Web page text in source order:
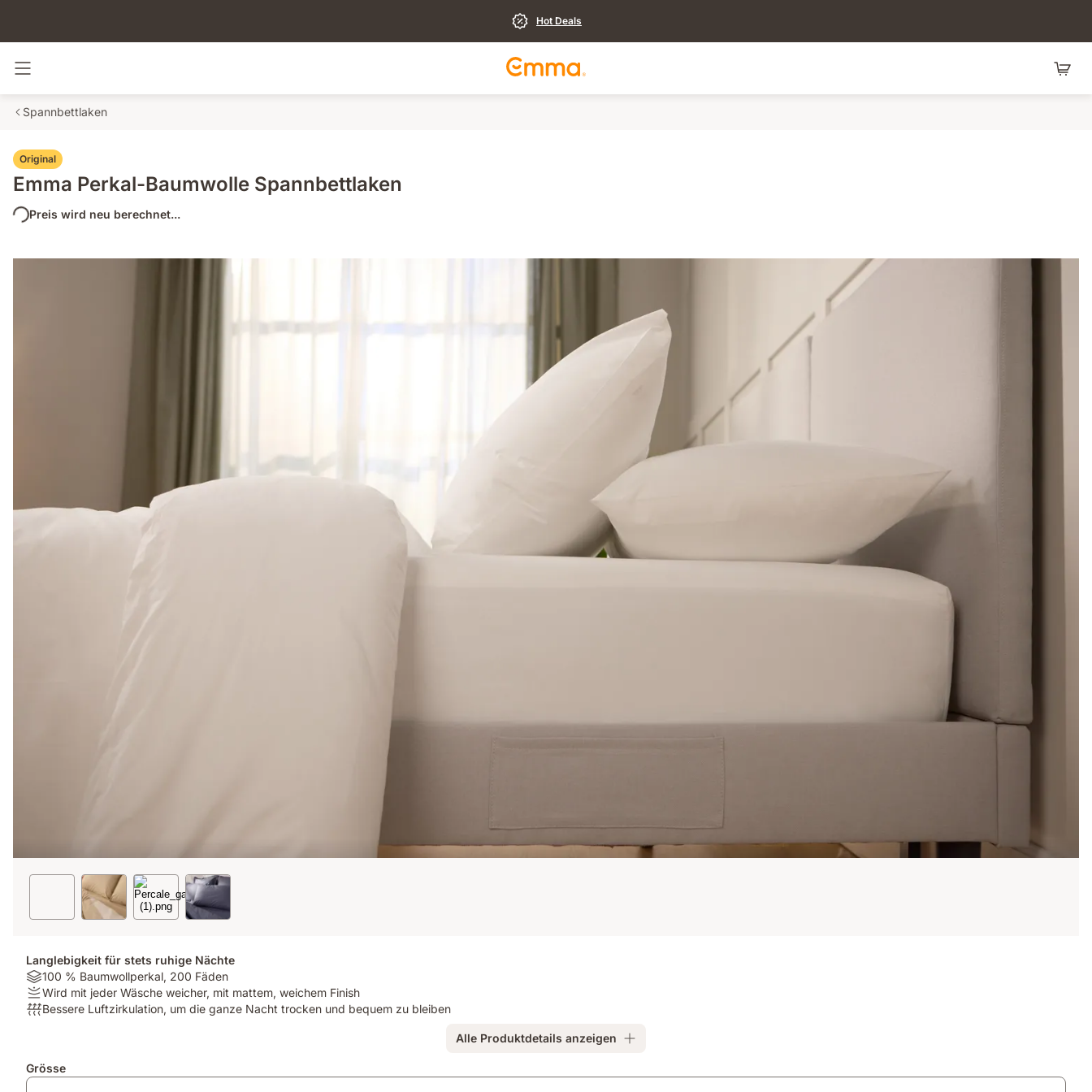
Hot Deals
Spannbettlaken
Original
Emma Perkal-Baumwolle Spannbettlaken
Preis wird neu berechnet...
Langlebigkeit für stets ruhige Nächte
Material:
100
%
100 % Baumwollperkal, 200 Fäden
Firmness:
Wird
weicher,
Wird mit jeder Wäsche weicher, mit mattem, weichem Finish
Atmungsaktivität:
die
Bessere Luftzirkulation, um die ganze Nacht trocken und bequem zu bleiben
Alle Produktdetails anzeigen
Zusatzprodukte
Grösse